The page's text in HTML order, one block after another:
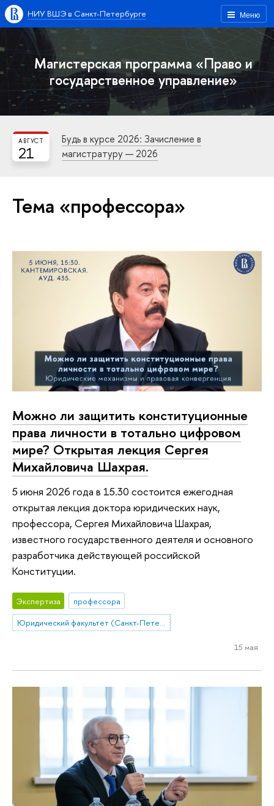
Меню
НИУ ВШЭ в Санкт-Петербурге
Магистерская программа «Право и
государственное управление»
21
АВГУСТ
Будь в курсе 2026: Зачисление в
магистратуру — 2026
Тема «профессора»
Можно ли защитить конституционные
права личности в тотально цифровом
мире? Открытая лекция Сергея
Михайловича Шахрая.
5 июня 2026 года в 15.30 состоится ежегодная
открытая лекция доктора юридических наук,
профессора, Сергея Михайловича Шахрая,
известного государственного деятеля и основного
разработчика действующей российской
Конституции.
Экспертиза
профессора
Юридический факультет (Санкт-Петербург)
15 мая